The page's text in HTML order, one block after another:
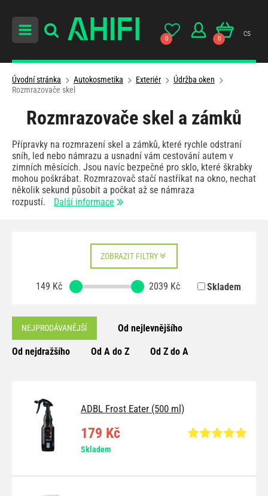
0 0
cs
Úvodní stránka Autokosmetika Exteriér
Údržba oken
Rozmrazovače skel
Rozmrazovače skel a zámků
Přípravky na rozmrazení skel a zámků, které rychle odstraní
sníh, led nebo námrazu a usnadní vám cestování autem v
zimních měsících. Jsou navíc bezpečné pro sklo, které škrabky
mohou poškrábat. Rozmrazovač stačí nastříkat na okno, nechat
několik sekund působit a počkat až se námraza
rozpustí.
Další informace
ZOBRAZIT FILTRY
149 Kč 2039 Kč Skladem
NEJPRODÁVANĚJŠÍ Od nejlevnějšího
Od nejdražšího Od A do Z Od Z do A
ADBL Frost Eater (500 ml)
179 Kč
Skladem